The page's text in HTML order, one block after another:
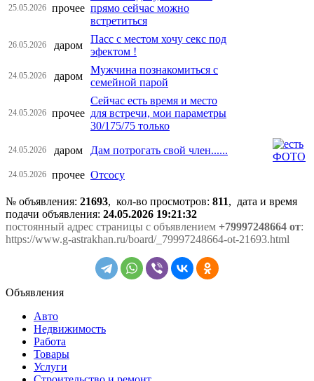
25.05.2026 прочее прямо сейчас можно
встретиться
26.05.2026 даром
Пасс с местом хочу секс под
эфектом !
24.05.2026 даром
Мужчина познакомиться с
семейной парой
24.05.2026 прочее
Сейчас есть время и место
для встречи, мои параметры
30/175/75 только
24.05.2026 даром Дам потрогать свой член......
24.05.2026 прочее Отсосу
№ объявления: 21693, кол-во просмотров: 811, дата и время
подачи объявления: 24.05.2026 19:21:32
постоянный адрес страницы с объявлением +79997248664 от:
https://www.g-astrakhan.ru/board/_79997248664-ot-21693.html
Объявления
Авто
Недвижимость
Работа
Товары
Услуги